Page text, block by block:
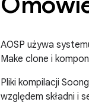
AOSP używa
Make clone i
Pliki kompilacji
względem składni i